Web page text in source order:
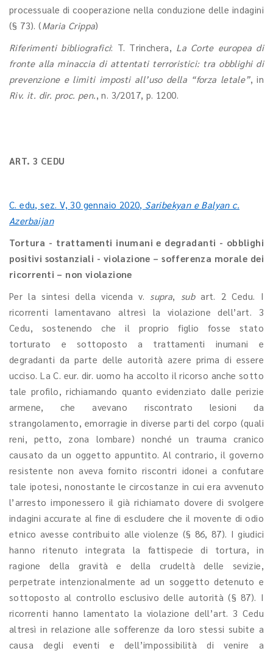
processuale di cooperazione nella conduzione delle indagini
(§ 73). (Maria Crippa)
Riferimenti bibliografici: T. Trinchera, La Corte europea di
fronte alla minaccia di attentati terroristici: tra obblighi di
prevenzione e limiti imposti all’uso della “forza letale”, in
Riv. it. dir. proc. pen., n. 3/2017, p. 1200.
ART. 3 CEDU
C. edu, sez. V, 30 gennaio 2020, Saribekyan e Balyan c.
Azerbaijan
Tortura - trattamenti inumani e degradanti - obblighi
positivi sostanziali - violazione – sofferenza morale dei
ricorrenti – non violazione
Per la sintesi della vicenda v. supra, subart. 2 Cedu. I
ricorrenti lamentavano altresì la
violazione dell’art. 3
Cedu, sostenendo che il proprio figlio fosse stato
torturato e sottoposto a trattamenti inumani e
degradanti da parte delle autorità azere prima di essere
ucciso. La C. eur. dir. uomo ha accolto il ricorso anche sotto
tale profilo, richiamando quanto evidenziato dalle perizie
armene, che avevano riscontrato lesioni da
strangolamento, emorragie in diverse parti del corpo (quali
reni, petto, zona lombare) nonché un trauma cranico
causato da un oggetto appuntito. Al contrario, il governo
resistente non aveva fornito riscontri idonei a confutare
tale ipotesi, nonostante le circostanze in cui era avvenuto
l’arresto imponessero il già richiamato dovere di svolgere
indagini accurate al fine di escludere che il movente di odio
etnico avesse contribuito alle violenze (§ 86, 87). I giudici
hanno ritenuto integrata la fattispecie di tortura, in
ragione della gravità e della crudeltà delle sevizie,
perpetrate intenzionalmente ad un soggetto detenuto e
sottoposto al controllo esclusivo delle autorità (§ 87). I
ricorrenti hanno lamentato la violazione dell’art. 3 Cedu
altresì in relazione alle sofferenze da loro stessi subite a
causa degli eventi e dell’impossibilità di venire a